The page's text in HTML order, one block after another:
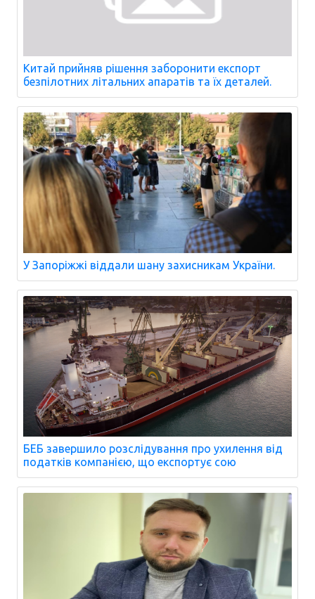
Китай прийняв рішення заборонити експорт
безпілотних літальних апаратів та їх деталей.
У Запоріжжі віддали шану захисникам України.
БЕБ завершило розслідування про ухилення від
податків компанією, що експортує сою